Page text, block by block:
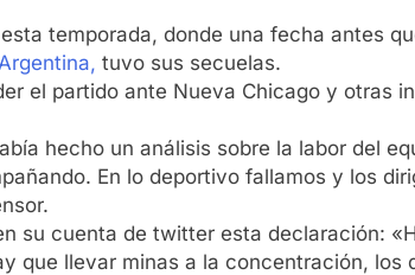
temporada, donde una fecha antes
tuvo sus secuelas.
el partido ante Nueva Chicago y otras
hecho un análisis sobre la labor del
En lo deportivo fallamos y los
su cuenta de twitter esta declaración:
que llevar minas a la concentración, los